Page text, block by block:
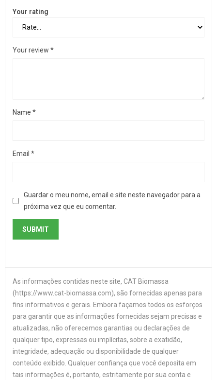
Your rating
Your review *
Name *
Email *
Guardar o meu nome, email e site neste navegador para a
próxima vez que eu comentar.
As informações contidas neste site, CAT Biomassa
(https://www.cat-biomassa.com), são fornecidas apenas para
fins informativos e gerais. Embora façamos todos os esforços
para garantir que as informações fornecidas sejam precisas e
atualizadas, não oferecemos garantias ou declarações de
qualquer tipo, expressas ou implícitas, sobre a exatidão,
integridade, adequação ou disponibilidade de qualquer
conteúdo exibido. Qualquer confiança que você deposita em
tais informações é, portanto, estritamente por sua conta e